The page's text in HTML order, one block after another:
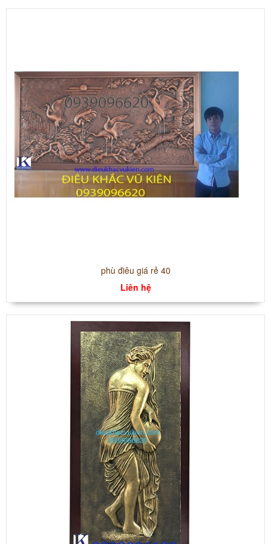
phù điêu giá rẻ 40
Liên hệ